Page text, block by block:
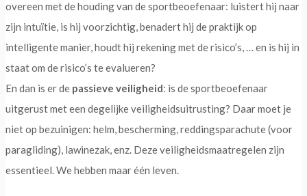
overeen met de houding van de sportbeoefenaar: luistert hij naar
zijn intuïtie, is hij voorzichtig, benadert hij de praktijk op
intelligente manier, houdt hij rekening met de risico’s, … en is hij in
staat om de risico’s te evalueren?
En dan is er de passieve veiligheid: is de sportbeoefenaar
uitgerust met een degelijke veiligheidsuitrusting? Daar moet je
niet op bezuinigen: helm, bescherming, reddingsparachute (voor
paragliding), lawinezak, enz. Deze veiligheidsmaatregelen zijn
essentieel. We hebben maar één leven.